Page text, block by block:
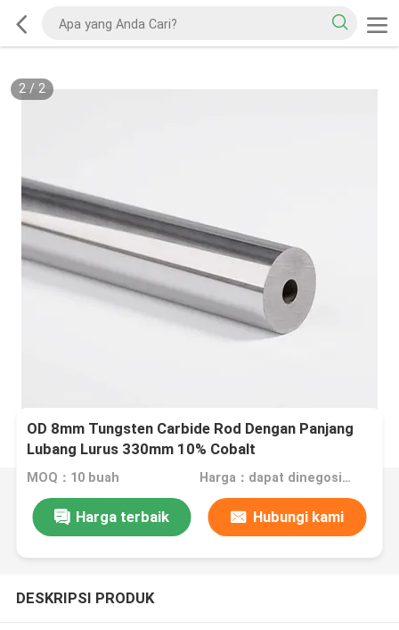
2/ 2
OD 8mm Tungsten Carbide Rod Dengan Panjang
Lubang Lurus 330mm 10% Cobalt
MOQ：10 buah Harga：dapat dinegosiasikan
Harga terbaik Hubungi kami
DESKRIPSI PRODUK